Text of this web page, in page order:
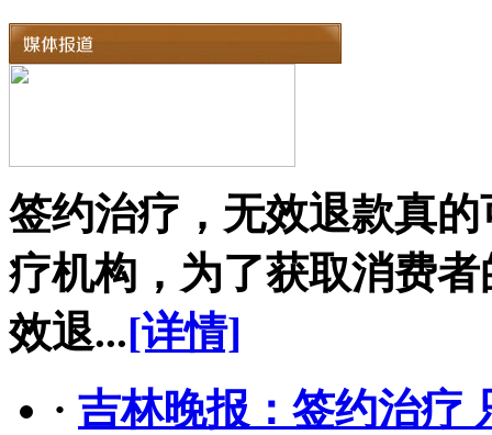
签约治疗，无效退款真
疗机构，为了获取消费
效退...[详情]
· 吉林晚报：签约治疗